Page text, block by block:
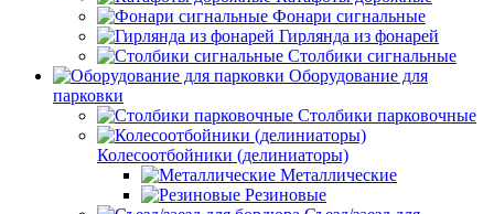
Фонари сигнальные
Гирлянда из фонарей
Столбики сигнальные
Оборудование для
парковки
Столбики парковочные
Колесоотбойники (делиниаторы)
Металлические
Резиновые